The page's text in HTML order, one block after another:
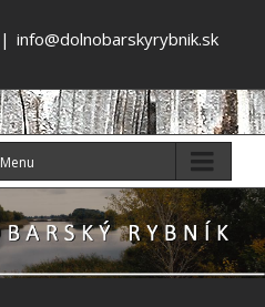
| info@dolnobarskyrybnik.sk
Menu